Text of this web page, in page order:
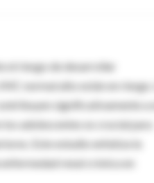
riesgo de desarrollar
normal alto están en riesgo.
significativamente a
adolescentes es crucial para
Este estudio enfatiza la
renal crónica en